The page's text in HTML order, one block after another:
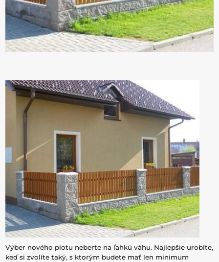
Výber nového plotu neberte na ľahkú váhu. Najlepšie urobíte,
keď si zvolíte taký, s ktorým budete mať len minimum